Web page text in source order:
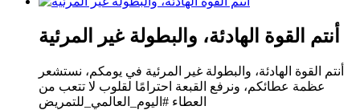
أنتم القوة الهادئة، والبطولة غير المرئية
أنتم القوة الهادئة، والبطولة غير المرئية في يومكم، نستشعر
عظمة عطائكم، ونرفع القبعة احترامًا لقلوب لا تتعب من
العطاء #اليوم_العالمي_للتمريض